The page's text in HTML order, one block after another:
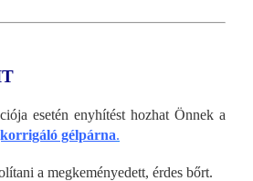
esetén enyhítést hozhat Önnek a
gélpárna.
a megkeményedett, érdes bőrt.